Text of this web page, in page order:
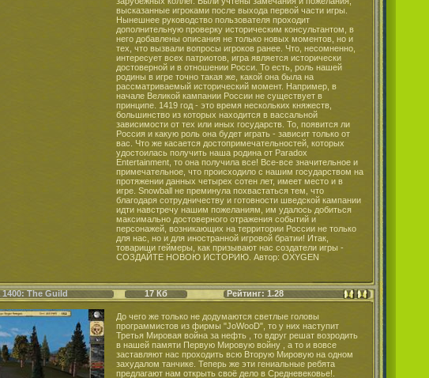
высказанные игроками после выхода первой части игры.
Нынешнее руководство пользователя проходит
дополнительную проверку историческим консультантом, в
него добавлены описания не только новых моментов, но и
тех, что вызвали вопросы игроков ранее. Что, несомненно,
интересует всех патриотов, игра является исторически
достоверной и в отношении Росси. То есть, роль нашей
родины в игре точно такая же, какой она была на
рассматриваемый исторический момент. Например, в
начале Великой кампании России не существует в
принципе. 1419 год - это время нескольких княжеств,
большинство из которых находится в вассальной
зависимости от тех или иных государств. То, появится ли
Россия и какую роль она будет играть - зависит только от
вас. Что же касается достопримечательностей, которых
удостоилась получить наша родина от Paradox
Entertainment, то она получила все! Все-все значительное и
примечательное, что происходило с нашим государством на
протяжении данных четырех сотен лет, имеет место и в
игре. Snowball не преминула похвастаться тем, что
благодаря сотрудничеству и готовности шведской кампании
идти навстречу нашим пожеланиям, им удалось добиться
максимально достоверного отражения событий и
персонажей, возникающих на территории России не только
для нас, но и для иностранной игровой братии! Итак,
товарищи геймеры, как призывают нас создатели игры -
СОЗДАЙТЕ НОВОЮ ИСТОРИЮ. Автор: OXYGEN
1400: The Guild 17 Кб Рейтинг: 1.28
До чего же только не додумаются светлые головы программистов из фирмы "JoWooD", то у них наступит Третья Мировая война за нефть , то вдруг решат возродить в нашей памяти Первую Мировую войну , а то и вовсе заставляют нас проходить всю Вторую Мировую на одном захудалом танчике. Теперь же эти гениальные ребята предлагают нам открыть своё дело в Средневековье!. Довольно неожиданно, не так ли? Ну что ж, задумка неплоха, но как исполнено всё остальное, в этом нам и предстоит разобраться. Начать мне хочется с сюжета, хотя его в игре, можно сказать, вообще нет. Так, скажите мне, пожалуйста, что это за сюжет: выбрать себе профессию (их, кстати, больше 10 начиная столяром и заканчивая разбойником, но об этом чуть позднее) и выйти, как говориться, в люди. Разве это сюжет? Мне кажется, что нет, и всё-таки игра по-настоящему интересна и захватывает на несколько упорных дней за компьютером. А интересна игрушка в первую очередь безграничными возможностями, практически такими же, как в The Elder Scroll III: Morrowind . По-моему, это мечта любого геймера. Вы можете создать своего персонажа, выбрать ему родителей, что определяет его задатки. Пойдёте ли вы по праведному пути, станете священником или писателем, или выберете карьеру злодея, т.е. вора или разбойника. Тут всё зависит от вас и это действительно потрясающе. Итак, после щелчка мышёй по кнопке новая игра, мы попадаем на карту средневековой Европы, точнее сказать средневековой Европы, выбираем один из пяти городов... Но так как это сделать не так уж и просто, то на этом я хотел бы остановиться поподробнее. У каждого города, а их, как было сказано выше, всего лишь пять: Кёльн, Аусбург, Дрезден, Берлин, Ганновер, - есть несколько характеристик: игроки (максимально - 8 династий на карте, минимально - 4 династии), сложность, стройки (так переводчики обозвали постройки) и особенности каждого города. Итак, династии - это, так называемые, ваши соперники, у каждой есть свой герб и каждая чего-то добивается в этой жалкой средневековой жизни. Сложность, вообще непонятно зачем написана в характеристиках города, а непонятно потому, что следующий пункт, который вам предстоит выбрать, как раз, и есть эта наша ненаглядная сложность игры. Вот так сюрприз, не так ли? Ну что ж не будем тормозиться на этом, а поедем дальше. Далее у нас идут "стройки", это, по-моему, не нуждается в комментариях. А вот особенности игры напротив, нуждаются в дополнительном разъяснении. Если городов целых пять штук, то особенностей - 3, мотаем на ус - ещё один недочёт. Вот я их и перечислю: 1) короткие пути до трав, это полезно, если вы избрали судьбу алхимика; 2) большая конкуренция в начале (в 2-х городах), но правда я её что-то и не заметил; 3) длинный путь до рыночной площади - это есть последняя особенность. А в одном из городов, точнее в Берлине, вообще нет никаких, так сказать, своих индивидуальных признаков, которые бы его отличали от других городов. После непростого выбора вашего местонахождения, вы переходите, как уже было сказано выше, к выбору сложности, но на этом останавливаться не будем. Затем определяете, будете ли вы играть по действию исторических событий или нет, лично я особой разницы не заметил. Потом следует выбор того, играть вам по миссиям или же предоставить себе полную свободу, последнее лично для меня намного предпочтительней. Миссии выполнять - это достаточно скучно и нудно, хотя их и существует огромное множество: от очень лёгких до очень трудных. Затем выбираем имя, фамилию, пол, религию и герб. Затем идет действие, на котором я хотел бы остановиться, - выбор родителей. Конечно, можно поставить, чтобы выбор был автоматическим, но тогда какой интерес? Лучше всё делать самому. Вам предлагают выбрать сначала одного из пятёрки отцов: вор, ремесленник, пастор, торговец или наёмник. Затем одну из четырёх матерей: торговка, поэтесса, рукодельница или воровка. После того, как выбор сделан, вам предлагается выбрать свой внешний вид, не будете вы ведь одеваться как БОМЖ, ведь так??? Ну и заключительный этап подготовки к игре - распределение талантов, всего их пять - ведение переговоров, профессия, ночью в тумане, борьба, риторика. Надеюсь, ничто тут не нуждается в истолковании, по-моему, и так всё понятно. А после этих нехитрых действий собственно начинается сама игра. Развивайте своё предприятие, зарабатывайте деньги... грабежами или честным путём - это уже ваше дело... зарабатывайте себе престиж и станьте, наконец, мэром этого жалкого городка, или владейте сетью каменоломен, или просто проворачивайте незаконные сделки, но только помните - никакая тайна не может оставаться таковой всегда. Совершайте заговоры против своих конкурентов, подсылайте к ним шпионов, сажайте их всех в тюрьму или вообще организовывайте нападения на их предприятия. Здесь всё в ваших руках. "Европа 1400: Гильдия" - это пособие начинающего бизнесмена - тут всё как в жизни. В игре присутствует даже некоторое подобие древа технологий. Конечно, оно намного скромнее, чем в Гномах, но всё же заслуживает отдельного разговора. При выборе любой профессии вам в начале игры даётся дом и мастерская, где вы работаете и производите товар. Если вы входите в мастерскую, то перед вами открывается красивое зрелище, но разговор сейчас не об этом. У вас будет возможность совершенствовать своё пристанище, например, поставить весы, или более приличную кровать, или же тренажёры для развития своих способностей. Причём эти усовершенствования проводятся для каждой комнаты вашего дома отдельно, как в случае с домом воров. Но, к сожалению далеко не у всех есть в доме несколько комнат, и, следовательно, дерево технологий намного меньше, что не прибавляет интересности игре. Да и происходят все эти усовершенствования достаточно быстро, стоят недорого, следовательно, на них не надо долго собирать деньги, из-за чего upgrade теряет 30% своей привлекательности. Снаружи ваше здание тоже можно модернизировать, причём снаружи гораздо больше возможностей по upgrade'ам, чем внутри. Судите сами: внутри можно покупать только элементы интерьера, а снаружи: ремонт здания (косметический, капитальный, реконструкция здания), расширение - в основном апгрейды снаружи служат исключительно в защитных целях; построить дополнительное помещение (потайные ходы, склады), надстройка нового этажа, но это при условии, что вы владеете соответствующим уровнем мастерства и у вас есть разрешение правительства. Но если вам мало апгрейдов постройте себе ещё парочку зданий и модернизируйте там всё что хотите. Как было сказано чуть выше, у вас помимо "рабочего" дома есть и свой, родной кров. В нём вы также можете проводить апгрейды, но теперь не для здания, а для себя любимого. В первую очередь вам доступны всего два умения, которые можно усовершенствовать: ведение переговоров и профессия. Но по мере накопления вами опыта умений для upgrade'ов становиться всё больше и соответственно затрат на эти умения становиться также больше. Кстати, эти самые усовершенствования даются вам не на халявку и даже не за деньги, а за странные "AP", которые прибавляются вам по 4 штуки в начале каждого раунда. Конечно, их можно заработать и нечестным путём, например, употребить допинг, который производиться в лавке алхимика. Кстати, надо вам сказать, что в начальном этапе игры у вас есть всего три предмета, которые вы можете производить, да и то не у всех. Например, если вы себе выбрали воровскую судьбу, то вы вообще ничего не можете производить. Можете только красть, шарить по кошелькам, нападать на дома, грабить и совершать другие не очень законные поступки. Кстати о законах, они постоянно варьируются в игре, а меняют их те, кто находиться в верхах власти, пробейтесь туда, и вы тоже сможете устанавливать свои порядки. Но если вы не мотаетесь в высшем свете, то всегда свод законов можно посмотреть в администрации города. Так сказать, "видов" законов в "Гильдии" присутствует аж три штуки: основные, финансовые, уголовные. К основным законам, которые по-другому называются городской конституцией, относятся: городская конституция, величина арендной платы, уровень арендной платы, уровень налога на правительство. К финансовым законам относятся: налог с оборота (в простонародье "навар"), налог с гильдий, церковная десятина, налог на наследство, взятка (разрешена или нет). И, наконец, к уголовным законам относятся: пользование парфюмом, питьё настоев трав, дуэль, избиение, шантаж, кража, похищение, грабежи на дорогах. Графика тут сделана, как и следовало ожидать, в честном 3D. Ни единого глюка, всё очень добросовестно и качественно, у меня просто нет слов. Умеют всё-таки ребята из JoWooD сделать качественную трёхмерную графику, и они это подтверждали неоднократно. Приведу пример, видно, как крестьянин берёт обеими руками телегу и везёт её. Или ещё более убедительное доказательство великолепного качества графики - это смена дня и ночи. Сделано это тоже достаточно красиво, красивые тени, меняющие свой угол в зависимости от положения солнца. При смене сезона, а их как и должно быть четыре штуки: зима, весна, лето и осень; меняется погода. Например, летом вы ни за что не увидите снег, а если увидите, то вам придётся обращаться в магазин, где вы покупали видео карточку или монитор. Если наступает зима, то на крышах домов появляется снег, такой пушистый объемный, как в старых русских новогодних мультиках. Если вдруг зимой пойдёт снег с дождём, то на снегу обязательно появятся соответствующие "отметины". Игра посвящается всем любителям и ценителям качественной графики. Про звук... Что можно про него сказать... Настоящие звуки средневековья вы можете услышать только здесь, такие великолепные мелодии способствуют полному погружению в ту эпоху. Возможно, вам такая музыка не очень понравиться, но я просто тащусь от неё, обожаю готические мелодии. Так же как и в Morrowind'е каждый персонаж имеет свой голос не похожий на окружающих, надо признать, что это только добавляет реальности игре. Если звука у вас не наблюдается - качайте патчик... Итак, что можно сказать в заключении? То, что игра просто великолепна - э